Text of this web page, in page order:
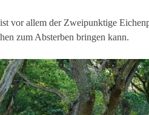
vor allem der Zweipunktige
zum Absterben bringen kann.